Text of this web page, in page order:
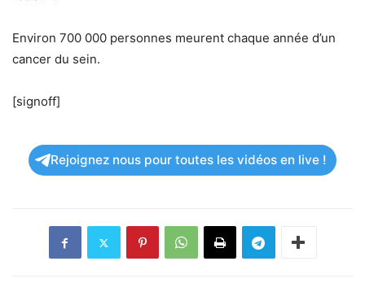
Environ 700 000 personnes meurent chaque année d’un
cancer du sein.
[signoff]
Rejoignez nous pour toutes les vidéos en live !